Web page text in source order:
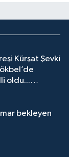
Kürşat Şevki
oldu...
bekleyen